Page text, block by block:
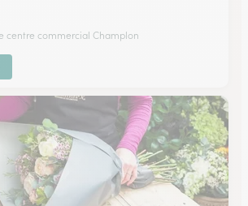
centre commercial Champlon